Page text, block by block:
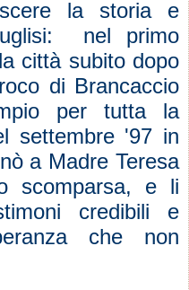
la storia e
nel primo
città subito dopo
di Brancaccio
per tutta la
settembre '97 in
a Madre Teresa
scomparsa, e li
credibili e
che non